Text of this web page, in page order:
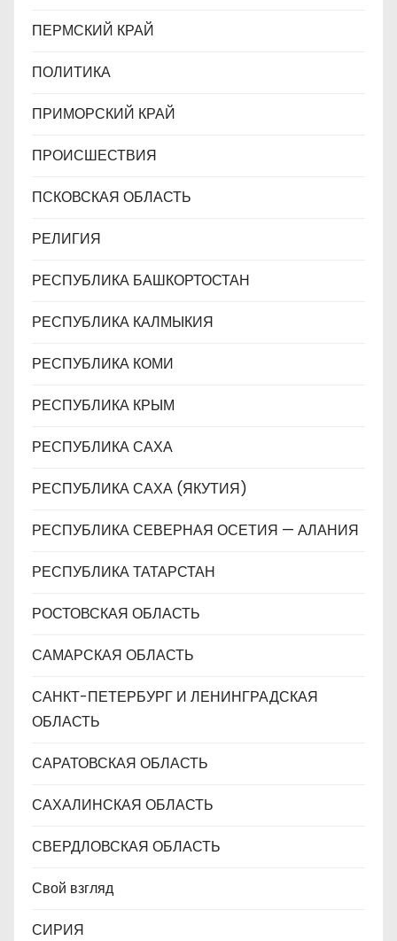
ПЕРМСКИЙ КРАЙ
ПОЛИТИКА
ПРИМОРСКИЙ КРАЙ
ПРОИСШЕСТВИЯ
ПСКОВСКАЯ ОБЛАСТЬ
РЕЛИГИЯ
РЕСПУБЛИКА БАШКОРТОСТАН
РЕСПУБЛИКА КАЛМЫКИЯ
РЕСПУБЛИКА КОМИ
РЕСПУБЛИКА КРЫМ
РЕСПУБЛИКА САХА
РЕСПУБЛИКА САХА (ЯКУТИЯ)
РЕСПУБЛИКА СЕВЕРНАЯ ОСЕТИЯ — АЛАНИЯ
РЕСПУБЛИКА ТАТАРСТАН
РОСТОВСКАЯ ОБЛАСТЬ
САМАРСКАЯ ОБЛАСТЬ
САНКТ-ПЕТЕРБУРГ И ЛЕНИНГРАДСКАЯ
ОБЛАСТЬ
САРАТОВСКАЯ ОБЛАСТЬ
САХАЛИНСКАЯ ОБЛАСТЬ
СВЕРДЛОВСКАЯ ОБЛАСТЬ
Свой взгляд
СИРИЯ